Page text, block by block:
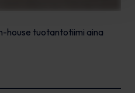
house tuotantotiimi aina